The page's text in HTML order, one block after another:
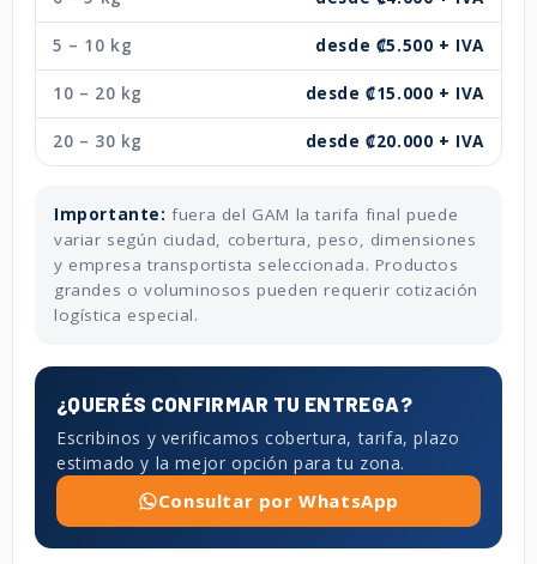
5 – 10 kg desde ₡5.500 + IVA
10 – 20 kg desde ₡15.000 + IVA
20 – 30 kg desde ₡20.000 + IVA
Importante: fuera del GAM la tarifa final puede
variar según ciudad, cobertura, peso, dimensiones
y empresa transportista seleccionada. Productos
grandes o voluminosos pueden requerir cotización
logística especial.
¿QUERÉS CONFIRMAR TU ENTREGA?
Escribinos y verificamos cobertura, tarifa, plazo
estimado y la mejor opción para tu zona.
Consultar por WhatsApp